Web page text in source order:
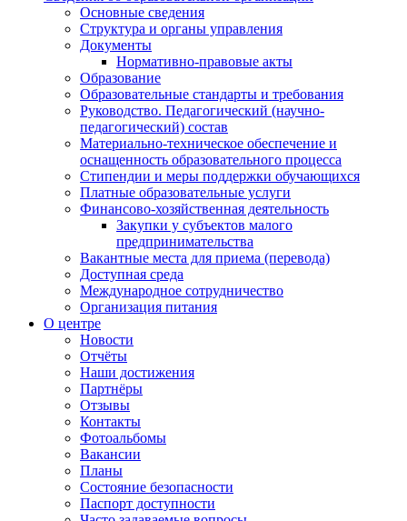
Основные сведения
Структура и органы управления
Документы
Нормативно-правовые акты
Образование
Образовательные стандарты и требования
Руководство. Педагогический (научно-
педагогический) состав
Материально-техническое обеспечение и
оснащенность образовательного процесса
Стипендии и меры поддержки обучающихся
Платные образовательные услуги
Финансово-хозяйственная деятельность
Закупки у субъектов малого
предпринимательства
Вакантные места для приема (перевода)
Доступная среда
Международное сотрудничество
Организация питания
О центре
Новости
Отчёты
Наши достижения
Партнёры
Отзывы
Контакты
Фотоальбомы
Вакансии
Планы
Состояние безопасности
Паспорт доступности